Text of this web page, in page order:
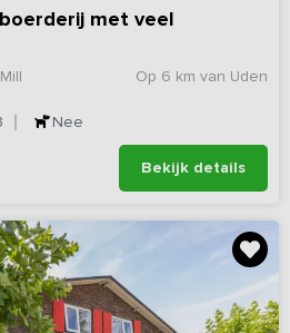
met veel
Op 6 km van Uden
Nee
Bekijk details